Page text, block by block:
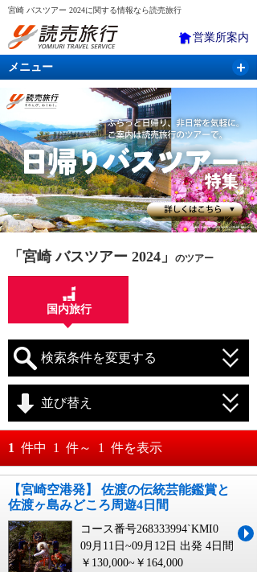
宮崎 バスツアー 2024に関する情報なら読売旅行
営業所案内
メニュー
国内旅行 バスツアー 海外旅行 クルーズ
航空・ＪＲ＋宿泊 航空券＆ホテル
「宮崎 バスツアー 2024」 のツアー
国内旅行
検索条件を変更する
月 日～
月 日
並び替え
おすすめ順
料金が安い順
料金が高い順
1 件中 1 件～ 1 件を表示
【宮崎空港発】 佐渡の伝統芸能鑑賞と
佐渡ヶ島みどころ周遊4日間
コース番号268333994`KMI0
09月11日~09月12日 出発 4日間
￥130,000~￥164,000